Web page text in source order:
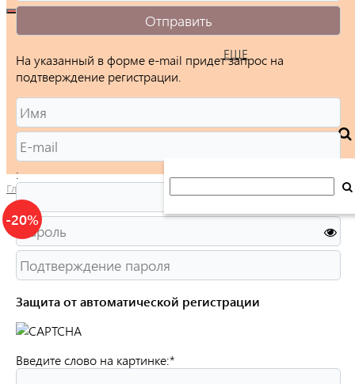
ЕЩЕ
Главная /
-20%
На указанный в форме e-mail придет запрос на
подтверждение регистрации.
:
Защита от автоматической регистрации
Введите слово на картинке:*